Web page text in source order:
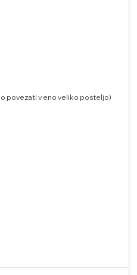
povezati v eno veliko posteljo)